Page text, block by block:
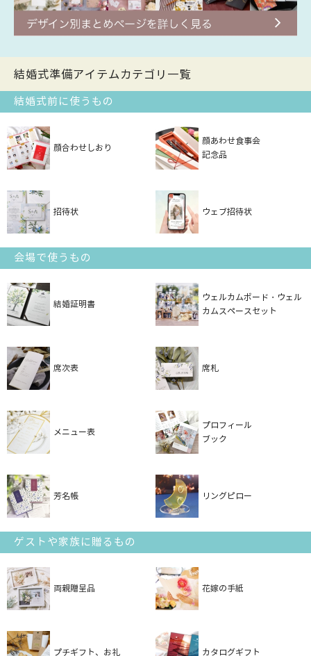
結婚式準備アイテムカテゴリ一覧
結婚式前に使うもの
顔合わせしおり
顔あわせ食事会
記念品
招待状 ウェブ招待状
会場で使うもの
結婚証明書
ウェルカムボード・ウェル
カムスペースセット
席次表 席札
メニュー表
プロフィール
ブック
芳名帳 リングピロー
ゲストや家族に贈るもの
両親贈呈品 花嫁の手紙
プチギフト、お礼 カタログギフト